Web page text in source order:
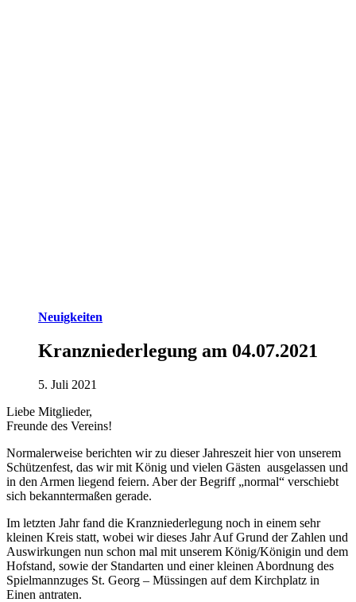
Neuigkeiten
Kranzniederlegung am 04.07.2021
5. Juli 2021
Liebe Mitglieder,
Freunde des Vereins!
Normalerweise berichten wir zu dieser Jahreszeit hier von unserem
Schützenfest, das wir mit König und vielen Gästen ausgelassen und
in den Armen liegend feiern. Aber der Begriff „normal“ verschiebt
sich bekanntermaßen gerade.
Im letzten Jahr fand die Kranzniederlegung noch in einem sehr
kleinen Kreis statt, wobei wir dieses Jahr Auf Grund der Zahlen und
Auswirkungen nun schon mal mit unserem König/Königin und dem
Hofstand, sowie der Standarten und einer kleinen Abordnung des
Spielmannzuges St. Georg – Müssingen auf dem Kirchplatz in
Einen antraten.